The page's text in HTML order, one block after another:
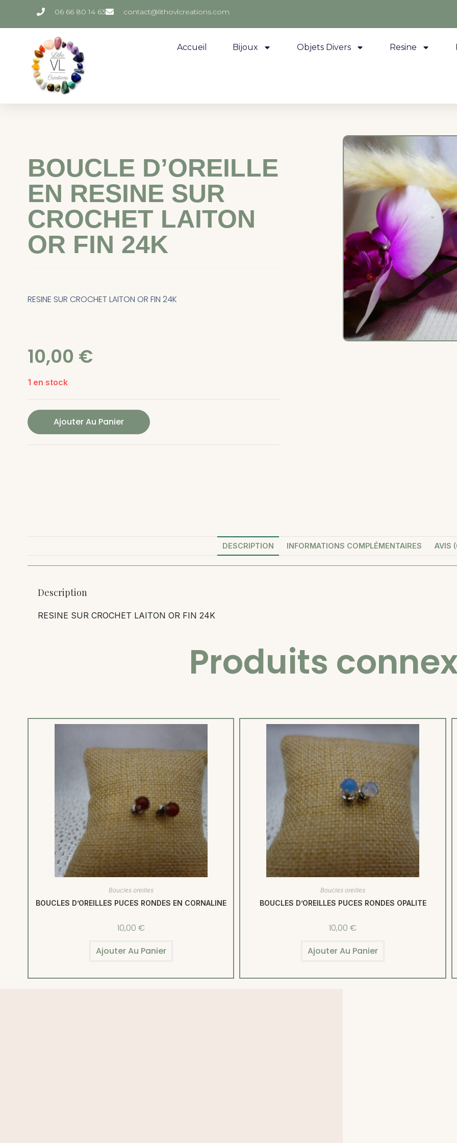
06 66 80 14 63 contact@lithovlcreations.com
Accueil Bijoux Objets Divers Resine
BOUCLE D’OREILLE
EN RESINE SUR
CROCHET LAITON
OR FIN 24K
RESINE SUR CROCHET LAITON OR FIN 24K
10,00 €
1 en stock
Ajouter Au Panier
DESCRIPTION INFORMATIONS COMPLÉMENTAIRES AVIS
Description
RESINE SUR CROCHET LAITON OR FIN 24K
Produits
Boucles oreilles
BOUCLES D’OREILLES PUCES RONDES EN CORNALINE
10,00 €
Ajouter Au Panier
Boucles oreilles
BOUCLES D’OREILLES PUCES RONDES OPALITE
10,00 €
Ajouter Au Panier